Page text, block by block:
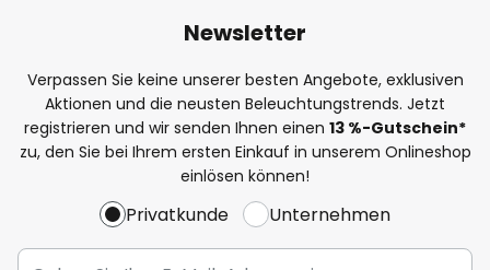
Newsletter
Verpassen Sie keine unserer besten Angebote, exklusiven
Aktionen und die neusten Beleuchtungstrends. Jetzt
registrieren und wir senden Ihnen einen 13 %-Gutschein*
zu, den Sie bei Ihrem ersten Einkauf in unserem Onlineshop
einlösen können!
Privatkunde Unternehmen